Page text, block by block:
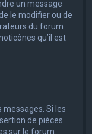
un message
le modifier ou de
du forum
qu’il est
messages. Si les
de pièces
sur le forum.